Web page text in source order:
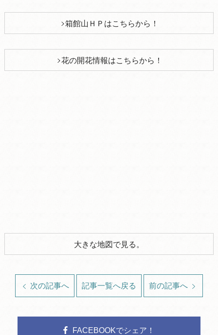
箱館山ＨＰはこちらから！
花の開花情報はこちらから！
大きな地図で見る。
次の記事へ 記事一覧へ戻る 前の記事へ
FACEBOOKでシェア！